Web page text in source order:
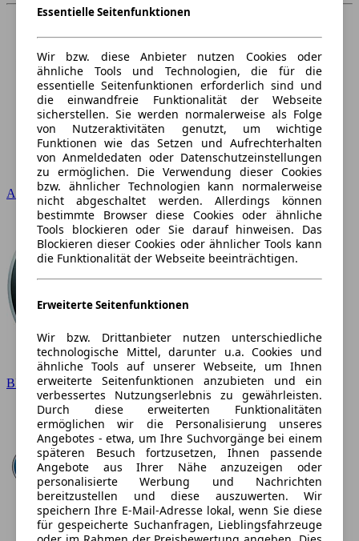
Audi
BMW
Essentielle Seitenfunktionen
Wir bzw. diese Anbieter nutzen Cookies oder
ähnliche Tools und Technologien, die für die
essentielle Seitenfunktionen erforderlich sind und
die einwandfreie Funktionalität der Webseite
sicherstellen. Sie werden normalerweise als Folge
von Nutzeraktivitäten genutzt, um wichtige
Funktionen wie das Setzen und Aufrechterhalten
von Anmeldedaten oder Datenschutzeinstellungen
zu ermöglichen. Die Verwendung dieser Cookies
bzw. ähnlicher Technologien kann normalerweise
nicht abgeschaltet werden. Allerdings können
bestimmte Browser diese Cookies oder ähnliche
Tools blockieren oder Sie darauf hinweisen. Das
Blockieren dieser Cookies oder ähnlicher Tools kann
die Funktionalität der Webseite beeinträchtigen.
Erweiterte Seitenfunktionen
Wir bzw. Drittanbieter nutzen unterschiedliche
technologische Mittel, darunter u.a. Cookies und
ähnliche Tools auf unserer Webseite, um Ihnen
erweiterte Seitenfunktionen anzubieten und ein
verbessertes Nutzungserlebnis zu gewährleisten.
Durch diese erweiterten Funktionalitäten
ermöglichen wir die Personalisierung unseres
Angebotes - etwa, um Ihre Suchvorgänge bei einem
späteren Besuch fortzusetzen, Ihnen passende
Angebote aus Ihrer Nähe anzuzeigen oder
personalisierte Werbung und Nachrichten
bereitzustellen und diese auszuwerten. Wir
speichern Ihre E-Mail-Adresse lokal, wenn Sie diese
für gespeicherte Suchanfragen, Lieblingsfahrzeuge